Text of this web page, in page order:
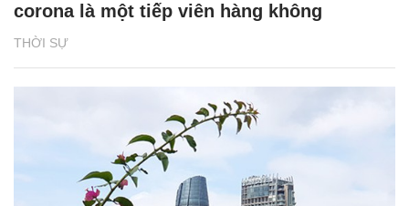
THỜI SỰ
corona là một tiếp viên hàng không